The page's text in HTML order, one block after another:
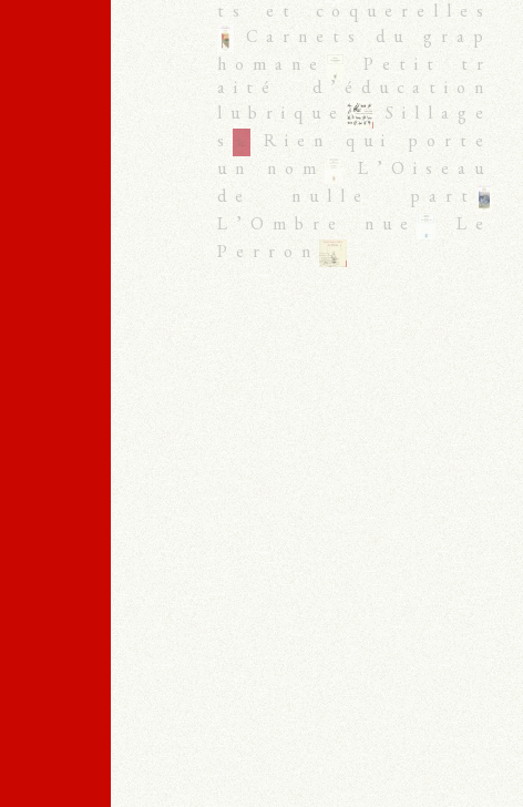
ts et coquerelles
Carnets du grap
homane
Petit tr
aité d’éducation
lubrique
Sillage
s
Rien qui porte
un nom
L’Oiseau
de nulle part
L’Ombre nue
Le
Perron